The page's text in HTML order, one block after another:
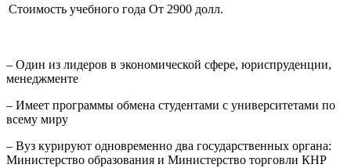
Стоимость учебного года От 2900 долл.
– Один из лидеров в экономической сфере, юриспруденции,
менеджменте
– Имеет программы обмена студентами с университетами по
всему миру
– Вуз курируют одновременно два государственных органа:
Министерство образования и Министерство торговли КНР